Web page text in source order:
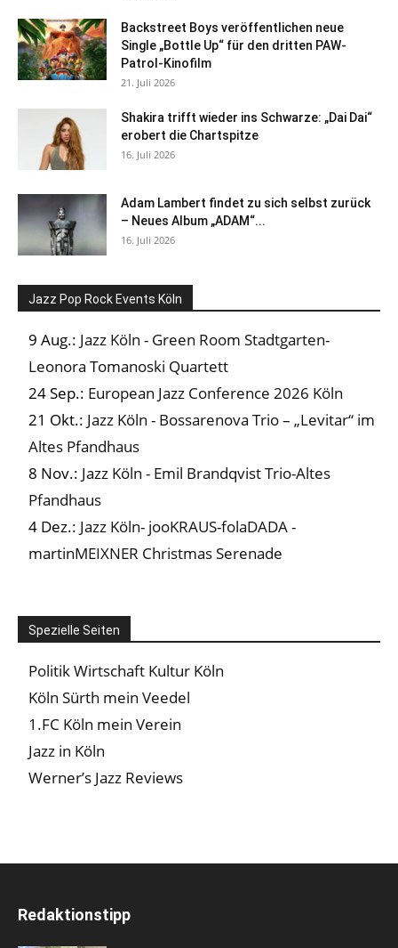
Backstreet Boys veröffentlichen neue
Single „Bottle Up“ für den dritten PAW-
Patrol-Kinofilm
21. Juli 2026
Shakira trifft wieder ins Schwarze: „Dai Dai“
erobert die Chartspitze
16. Juli 2026
Adam Lambert findet zu sich selbst zurück
– Neues Album „ADAM“...
16. Juli 2026
Jazz Pop Rock Events Köln
9 Aug.: Jazz Köln - Green Room Stadtgarten-
Leonora Tomanoski Quartett
24 Sep.: European Jazz Conference 2026 Köln
21 Okt.: Jazz Köln - Bossarenova Trio – „Levitar“ im
Altes Pfandhaus
8 Nov.: Jazz Köln - Emil Brandqvist Trio-Altes
Pfandhaus
4 Dez.: Jazz Köln- jooKRAUS-folaDADA -
martinMEIXNER Christmas Serenade
Spezielle Seiten
Politik Wirtschaft Kultur Köln
Köln Sürth mein Veedel
1.FC Köln mein Verein
Jazz in Köln
Werner’s Jazz Reviews
Redaktionstipp